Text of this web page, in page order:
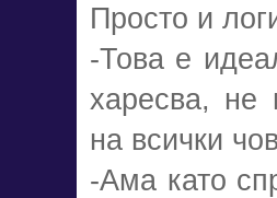
Просто и
-Това е
харесва, не
на всички
-Ама като